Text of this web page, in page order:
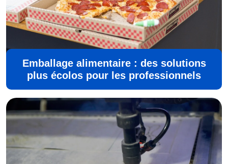
Emballage alimentaire : des solutions
plus écolos pour les professionnels